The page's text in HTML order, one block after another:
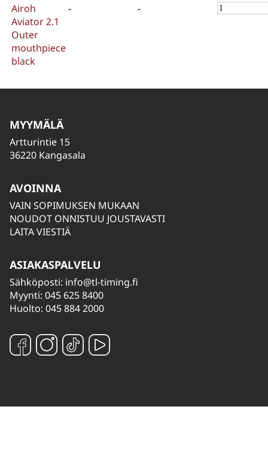
Airoh
Aviator 2.1
Outer
mouthpiece
black
- -
MYYMÄLÄ
Artturintie 15
36220 Kangasala
AVOINNA
VAIN SOPIMUKSEN MUKAAN
NOUDOT ONNISTUU JOUSTAVASTI
LAITA VIESTIÄ
ASIAKASPALVELU
Sähköposti: info@tl-timing.fi
Myynti: 045 625 8400
Huolto: 045 884 2000